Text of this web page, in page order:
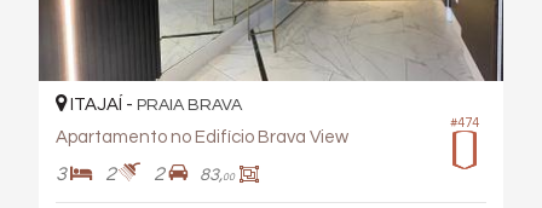
#474
ITAJAÍ - PRAIA BRAVA
Apartamento no Edifício Brava View
3 2 2 83,00